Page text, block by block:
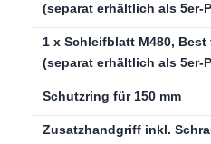
(separat erhältlich als 5er-
1 x Schleifblatt M480,
(separat erhältlich als 5er-
Schutzring für 150 mm
Zusatzhandgriff inkl.